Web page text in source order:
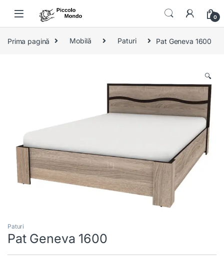
0
Prima pagină Mobilă Paturi Pat Geneva 1600
🔍
Paturi
Pat Geneva 1600